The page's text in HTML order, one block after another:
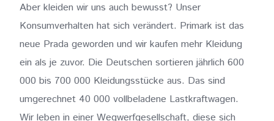
Aber kleiden wir uns auch bewusst? Unser
Konsumverhalten hat sich verändert. Primark ist das
neue Prada geworden und wir kaufen mehr Kleidung
ein als je zuvor. Die Deutschen sortieren jährlich 600
000 bis 700 000 Kleidungsstücke aus. Das sind
umgerechnet 40 000 vollbeladene Lastkraftwagen.
Wir leben in einer Wegwerfgesellschaft, diese sich